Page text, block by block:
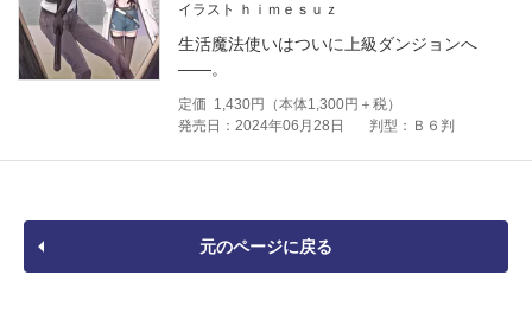
イラスト ｈｉｍｅｓｕｚ
生活魔法使いはついに上級ダンジョンへ
――。
定価 1,430円（本体1,300円＋税）
発売日：2024年06月28日
判型：Ｂ６判
元のページに戻る